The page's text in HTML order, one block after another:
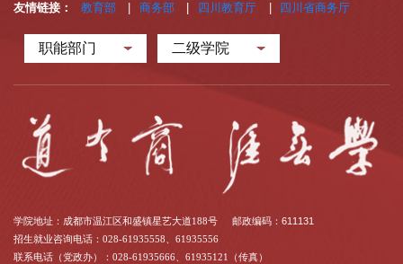
友情链接： 教育部 商务部 四川教育厅 四川省商务厅
职能部门 二级学院
学院地址：成都市温江区和盛镇星艺大道188号
邮政编码：611131
招生就业咨询电话：028-61935558、61935556
联系电话（党政办）：028-61935666、61935121（传真）